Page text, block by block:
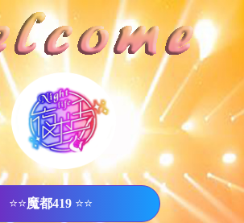
⭐⭐魔都419 ⭐⭐